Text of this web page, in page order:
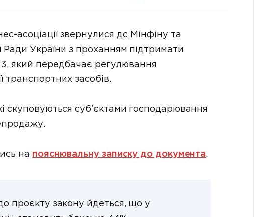
асоціації звернулися до Мінфіну та
Ради України з проханням підтримати
який передбачає регулювання
транспортних засобів.
скуповуються суб’єктами господарювання
на пояснювальну записку до документа.
проєкту закону йдеться, що у